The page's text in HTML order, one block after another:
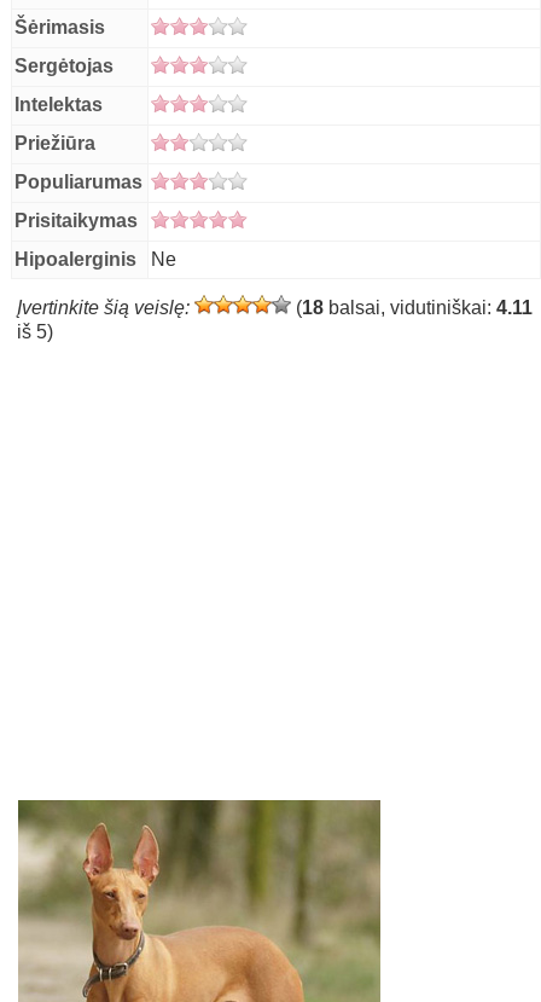
Šėrimasis
Sergėtojas
Intelektas
Priežiūra
Populiarumas
Prisitaikymas
Hipoalerginis
Ne
Įvertinkite šią veislę: (18 balsai, vidutiniškai:4.11
iš 5)